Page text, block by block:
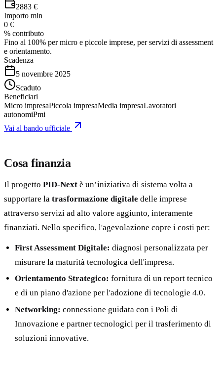
2883 €
Importo min
0 €
% contributo
Fino al 100% per micro e piccole imprese, per servizi di assessment
e orientamento.
Scadenza
5 novembre 2025
Scaduto
Beneficiari
Micro impresaPiccola impresaMedia impresaLavoratori
autonomiPmi
Vai al bando ufficiale
Cosa finanzia
Il progetto PID-Next è un’iniziativa di sistema volta a
supportare la trasformazione digitale delle imprese
attraverso servizi ad alto valore aggiunto, interamente
finanziati. Nello specifico, l'agevolazione copre i costi per:
First Assessment Digitale: diagnosi personalizzata per
misurare la maturità tecnologica dell'impresa.
Orientamento Strategico: fornitura di un report tecnico
e di un piano d'azione per l'adozione di tecnologie 4.0.
Networking: connessione guidata con i Poli di
Innovazione e partner tecnologici per il trasferimento di
soluzioni innovative.